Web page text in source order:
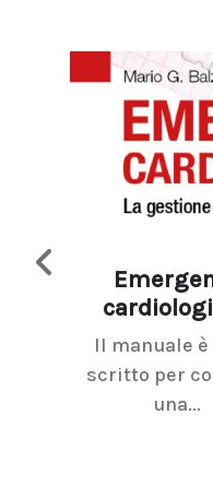
Il manuale
scritto per
una...